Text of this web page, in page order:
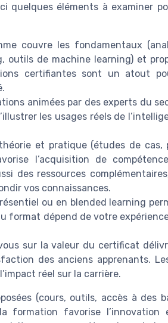
quelques éléments à examiner
couvre les fondamentaux
de machine learning) et
certifiantes sont un atout
animées par des experts du
les usages réels de
et pratique (études de
l’acquisition de
des ressources
vos connaissances.
ou en blended learning
format dépend de votre
sur la valeur du certificat
des anciens apprenants.
réel sur la carrière.
(cours, outils, accès à des
formation favorise